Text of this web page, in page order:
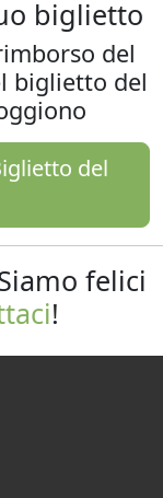
biglietto
del
biglietto del
del
felici
!